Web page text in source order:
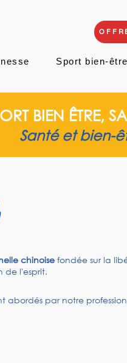
Sport bien-
BIEN ÊTRE,
Santé et bien-
chinoise fondée sur la
de l'esprit.
abordés par notre